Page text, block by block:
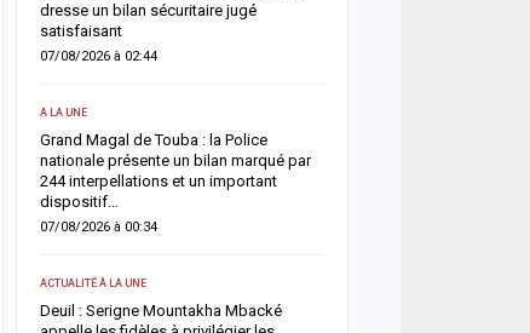
dresse un bilan sécuritaire jugé
satisfaisant
07/08/2026 à 02:44
A LA UNE
Grand Magal de Touba : la Police
nationale présente un bilan marqué par
244 interpellations et un important
dispositif…
07/08/2026 à 00:34
ACTUALITÉ À LA UNE
Deuil : Serigne Mountakha Mbacké